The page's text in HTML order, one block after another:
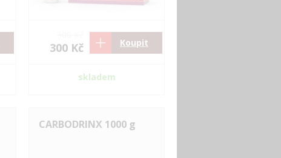
300 Kč Koupit
skladem
CARBODRINX 1000 g